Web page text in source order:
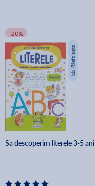
-20%
Sa descoperim literele 3-5 ani